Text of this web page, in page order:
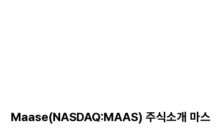
Maase(NASDAQ:MAAS) 주식소개 마스